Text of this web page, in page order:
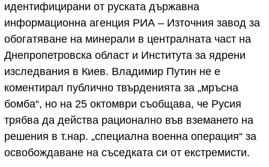
идентифицирани от руската държавна
информационна агенция РИА – Източния завод за
обогатяване на минерали в централната част на
Днепропетровска област и Института за ядрени
изследвания в Киев. Владимир Путин не е
коментирал публично твърденията за „мръсна
бомба“, но на 25 октомври съобщава, че Русия
трябва да действа рационално във вземането на
решения в т.нар. „специална военна операция“ за
освобождаване на съседката си от екстремисти.